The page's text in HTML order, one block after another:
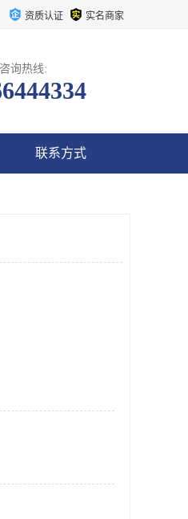
资质认证 实名商家
询热线:
联系方式